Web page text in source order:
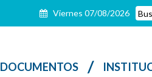
Viernes 07/08/2026
DOCUMENTOS /